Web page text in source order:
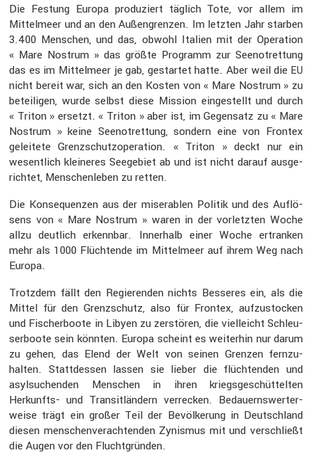
Die Festung Europa produ­ziert täglich Tote, vor allem im
Mittel­meer und an den Außen­grenzen. Im letzten Jahr starben
3.400 Menschen, und das, obwohl Italien mit der Opera­tion
« Mare Nostrum » das größte Programm zur Seenot­ret­tung
das es im Mittel­meer je gab, gestartet hatte. Aber weil die EU
nicht bereit war, sich an den Kosten von « Mare Nostrum » zu
betei­ligen, wurde selbst diese Mission einge­stellt und durch
« Triton » ersetzt. « Triton » aber ist, im Gegen­satz zu « Mare
Nostrum » keine Seenot­ret­tung, sondern eine von Frontex
gelei­tete Grenz­schutz­ope­ra­tion. « Triton » deckt nur ein
wesent­lich kleineres Seege­biet ab und ist nicht darauf ausge­
richtet, Menschen­leben zu retten.
Die Konse­quenzen aus der misera­blen Politik und des Auflö­
sens von « Mare Nostrum » waren in der vorletzten Woche
allzu deutlich erkennbar. Inner­halb einer Woche ertranken
mehr als 1000 Flüch­tende im Mittel­meer auf ihrem Weg nach
Europa.
Trotzdem fällt den Regie­renden nichts Besseres ein, als die
Mittel für den Grenz­schutz, also für Frontex, aufzu­sto­cken
und Fischer­boote in Libyen zu zerstören, die vielleicht Schleu­
ser­boote sein könnten. Europa scheint es weiterhin nur darum
zu gehen, das Elend der Welt von seinen Grenzen fernzu­
halten. Statt­dessen lassen sie lieber die flüch­tenden und
asylsu­chenden Menschen in ihren kriegs­ge­schüt­telten
Herkunfts- und Transit­län­dern verre­cken. Bedau­erns­wer­ter­
weise trägt ein großer Teil der Bevöl­ke­rung in Deutsch­land
diesen menschen­ver­ach­tenden Zynismus mit und verschließt
die Augen vor den Flucht­gründen.